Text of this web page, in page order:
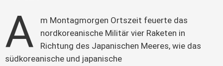
A
m Montagmorgen Ortszeit feuerte das
nordkoreanische Militär vier Raketen in
Richtung des Japanischen Meeres, wie das
südkoreanische und japanische